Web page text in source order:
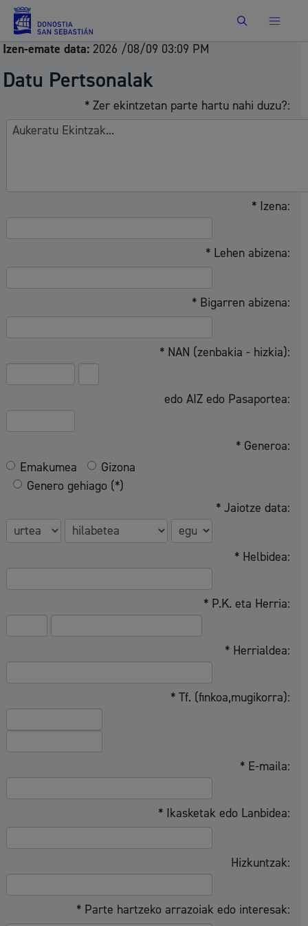
Bilatu
Izen-emate data:2026 /08/09 03:09 PM
Datu Pertsonalak
* Zer ekintzetan parte hartu nahi duzu?:
* Izena:
* Lehen abizena:
* Bigarren abizena:
* NAN (zenbakia - hizkia):
edo AIZ edo Pasaportea:
* Generoa:
Emakumea
Gizona
Genero gehiago (*)
* Jaiotze data:
* Helbidea:
* P.K. eta Herria:
* Herrialdea:
* Tf. (finkoa,mugikorra):
* E-maila:
* Ikasketak edo Lanbidea:
Hizkuntzak:
* Parte hartzeko arrazoiak edo interesak: